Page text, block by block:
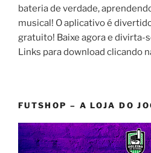
bateria de verdade,
musical! O aplicativo é
gratuito! Baixe agora e divirta-
Links para download clicando
FUTSHOP – A LOJA DO